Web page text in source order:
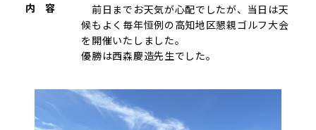
内 容
前日までお天気が心配でしたが、当日は天
候もよく毎年恒例の高知地区懇親ゴルフ大会
を開催いたしました。
優勝は西森慶造先生でした。